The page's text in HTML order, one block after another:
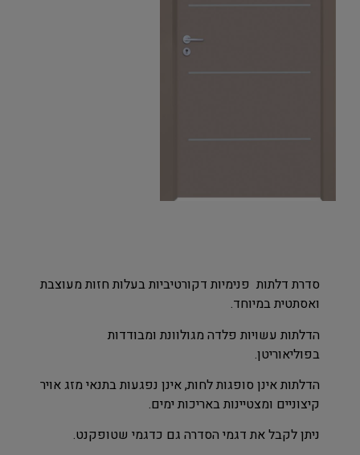
סדרת דלתות פנימיות דקורטיביות בעלות חזות מעוצבת
ואסתטית במיוחד.
הדלתות עשויות פלדה מגולוונת ומבודדות
בפוליאוריטן.
הדלתות אינן סופגות לחות, אינן נפגעות בתנאי מזג אויר
קיצוניים ומצטיינות באריכות ימים.
ניתן לקבל את דגמי הסדרה גם כדגמי שטופקנט.